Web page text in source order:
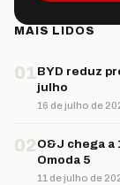
MAIS LIDOS
01BYD reduz
julho
16 de julho de
02 O&J chega
Omoda 5
11 de julho de